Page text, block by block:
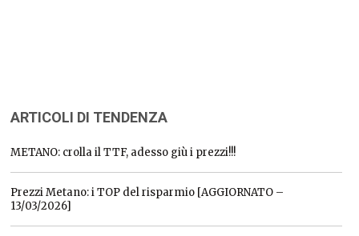
ARTICOLI DI TENDENZA
METANO: crolla il TTF, adesso giù i prezzi!!!
Prezzi Metano: i TOP del risparmio [AGGIORNATO –
13/03/2026]